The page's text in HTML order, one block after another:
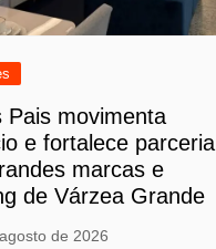
Pais movimenta
e fortalece parceria
marcas e
de Várzea Grande
de 2026